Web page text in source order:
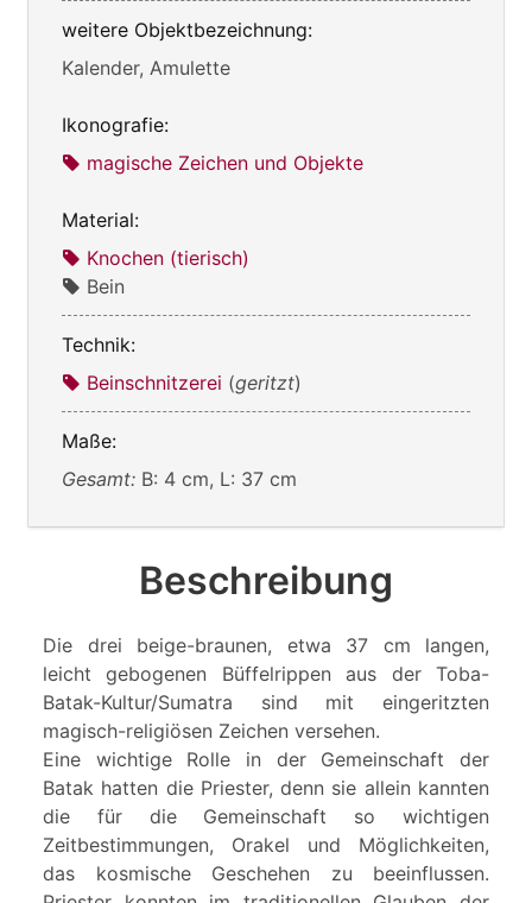
weitere Objektbezeichnung:
Kalender, Amulette
Ikonografie:
magische Zeichen und Objekte
Material:
Knochen (tierisch)
Bein
Technik:
Beinschnitzerei (geritzt)
Maße:
Gesamt: B: 4 cm, L: 37 cm
Beschreibung
Die drei beige-braunen, etwa 37 cm langen,
leicht gebogenen Büffelrippen aus der Toba-
Batak-Kultur/Sumatra sind mit eingeritzten
magisch-religiösen Zeichen versehen.
Eine wichtige Rolle in der Gemeinschaft der
Batak hatten die Priester, denn sie allein kannten
die für die Gemeinschaft so wichtigen
Zeitbestimmungen, Orakel und Möglichkeiten,
das kosmische Geschehen zu beeinflussen.